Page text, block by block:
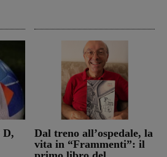
D,
Dal treno all’ospedale, la
vita in “Frammenti”: il